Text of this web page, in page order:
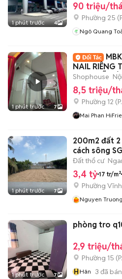
1 phút trước 4
90 triệu/
Phường 25 (
Ngô Quang
1 phút trước 7
NAIL RIÊNG
VĂN TRỖI LÊ
Shophouse
8,5 triệu/
Phường 12 (
Mai Phan
1 phút trước 7
200m2 đất
cách sông
tư
Đất thổ cư
3,4 tỷ 17 tr/m²
Phường
Nguyen
1 phút trước 7
phòng tro
2,9 triệu/
Phường 15 (
HHân 3 đã bán